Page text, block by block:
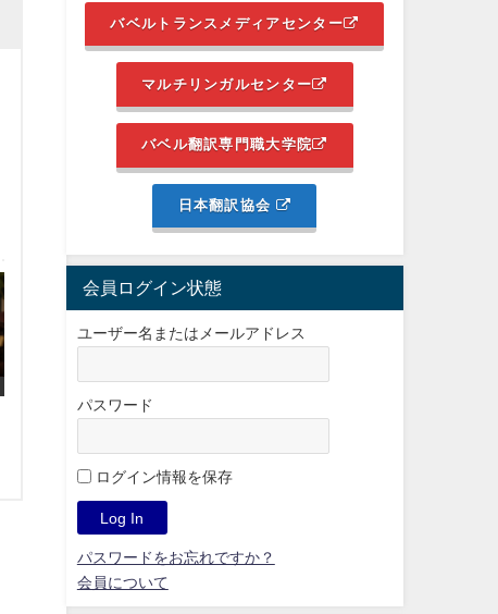
バベルトランスメディアセンター
マルチリンガルセンター
バベル翻訳専門職大学院
日本翻訳協会
会員ログイン状態
ユーザー名またはメールアドレス
パスワード
ログイン情報を保存
パスワードをお忘れですか？
会員について